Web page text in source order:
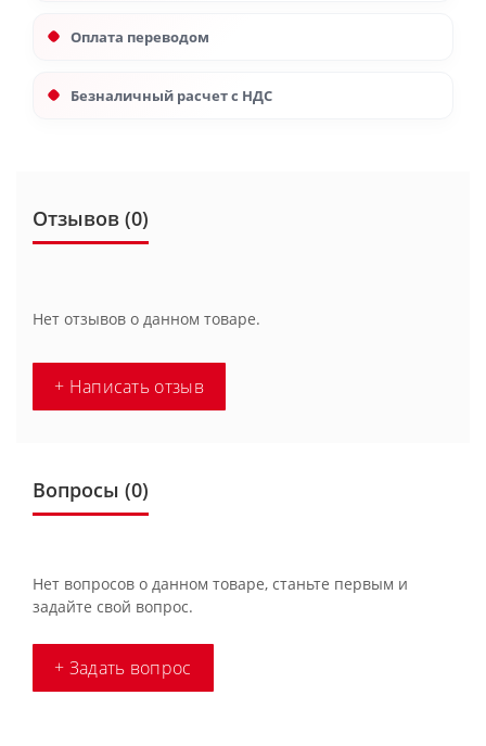
Оплата переводом
Безналичный расчет с НДС
Отзывов (0)
Нет отзывов о данном товаре.
+ Написать отзыв
Вопросы (0)
Нет вопросов о данном товаре, станьте первым и
задайте свой вопрос.
+ Задать вопрос